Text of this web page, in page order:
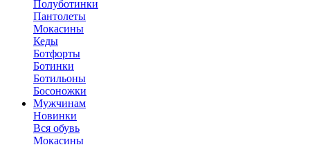
Полуботинки
Пантолеты
Мокасины
Кеды
Ботфорты
Ботинки
Ботильоны
Босоножки
Мужчинам
Новинки
Вся обувь
Мокасины